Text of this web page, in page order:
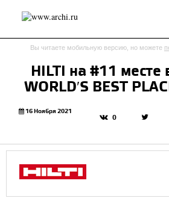
Россия Мир Технологии Интерьер
Журнал
Интервью
Результаты
Репортаж
Рецензия
Книги
Наследие
Вы читаете мобильную версию, но можете
HILTI на #11 месте
WORLD′S BEST
16 Ноября 2021
0